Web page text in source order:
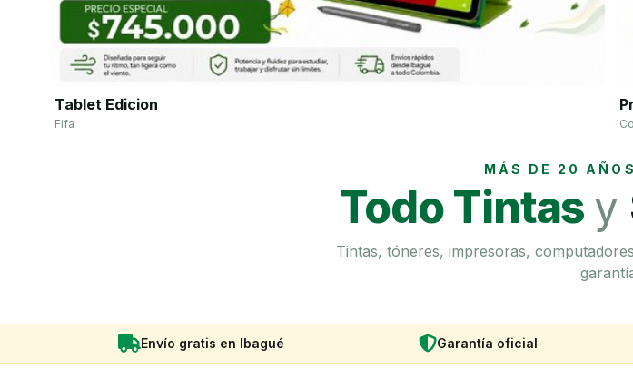
Tablet Edicion
Fifa
MÁS DE 20
Todo Tintas y
Tintas, tóneres, impresoras,
Envío gratis en Ibagué Garantía oficial